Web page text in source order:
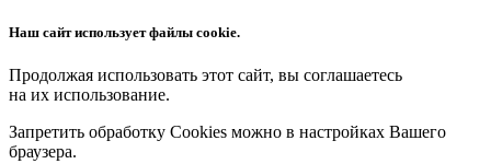
Наш сайт использует файлы cookie.
Продолжая использовать этот сайт, вы соглашаетесь
на их использование.
Запретить обработку Cookies можно в настройках Вашего
браузера.